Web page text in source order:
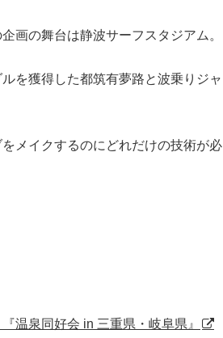
画の舞台は静波サーフスタジアム。
を獲得した都筑有夢路と波乗りジャ
メイクするのにどれだけの技術が必
温泉同好会 in 三重県・岐阜県』